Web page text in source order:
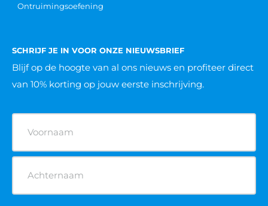
Ontruimingsoefening
SCHRIJF JE IN VOOR ONZE NIEUWSBRIEF
Blijf op de hoogte van al ons nieuws en profiteer direct
van 10% korting op jouw eerste inschrijving.
(Vereist)